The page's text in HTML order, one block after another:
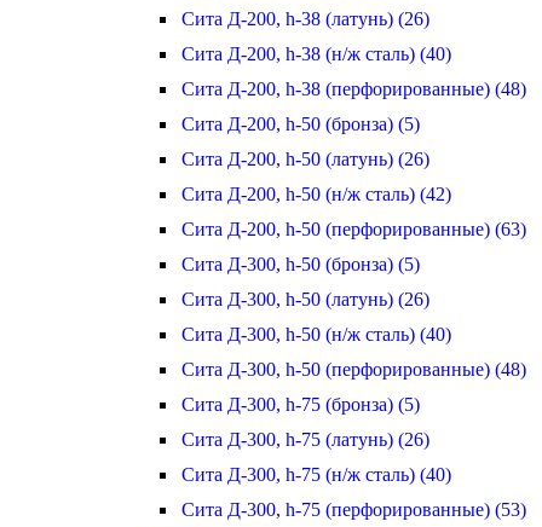
Сита Д-200, h-38 (латунь) (26)
Сита Д-200, h-38 (н/ж сталь) (40)
Сита Д-200, h-38 (перфорированные) (48)
Сита Д-200, h-50 (бронза) (5)
Сита Д-200, h-50 (латунь) (26)
Сита Д-200, h-50 (н/ж сталь) (42)
Сита Д-200, h-50 (перфорированные) (63)
Сита Д-300, h-50 (бронза) (5)
Сита Д-300, h-50 (латунь) (26)
Сита Д-300, h-50 (н/ж сталь) (40)
Сита Д-300, h-50 (перфорированные) (48)
Сита Д-300, h-75 (бронза) (5)
Сита Д-300, h-75 (латунь) (26)
Сита Д-300, h-75 (н/ж сталь) (40)
Сита Д-300, h-75 (перфорированные) (53)